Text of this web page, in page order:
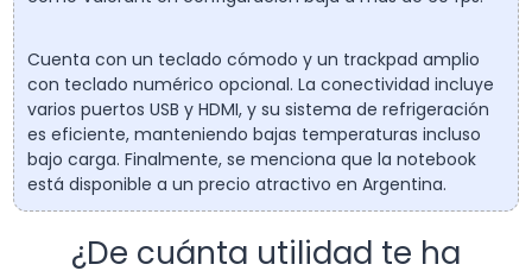
Cuenta con un teclado cómodo y un trackpad amplio
con teclado numérico opcional. La conectividad incluye
varios puertos USB y HDMI, y su sistema de refrigeración
es eficiente, manteniendo bajas temperaturas incluso
bajo carga. Finalmente, se menciona que la notebook
está disponible a un precio atractivo en Argentina.
¿De cuánta utilidad te ha